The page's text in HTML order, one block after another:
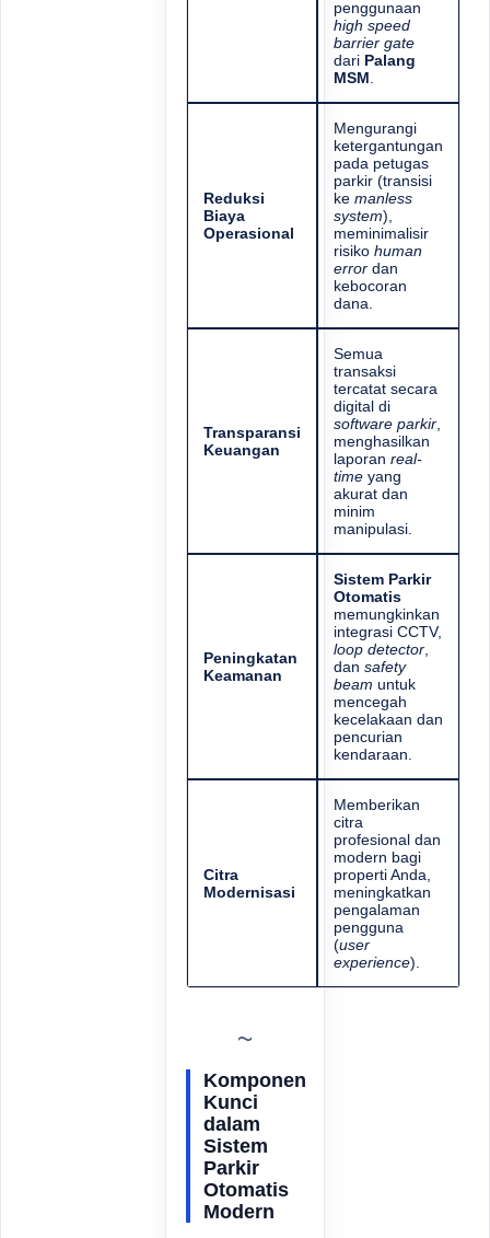
penggunaan
high speed
barrier gate
dari Palang
MSM
Reduksi
Biaya
Operasional
Mengurangi
ketergantungan
pada petugas
parkir (transisi
ke manless
system),
meminimalisir
risiko human
error dan
kebocoran
dana.
Transparansi
Keuangan
Semua
transaksi
tercatat secara
digital di
software parkir
menghasilkan
laporan real-
time yang
akurat dan
minim
manipulasi.
Peningkatan
Keamanan
Sistem Parkir
Otomatis
memungkinkan
integrasi CCTV,
loop detector
dan safety
beam untuk
mencegah
kecelakaan dan
pencurian
kendaraan.
Citra
Modernisasi
Memberikan
citra
profesional dan
modern bagi
properti Anda,
meningkatkan
pengalaman
pengguna
(user
experience).
Komponen
Kunci
dalam
Sistem
Parkir
Otomatis
Modern